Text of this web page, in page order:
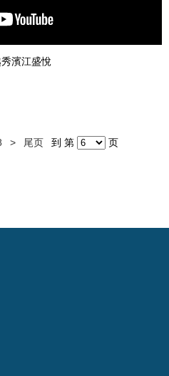
濱江盛悅
> 尾页 到 第 页